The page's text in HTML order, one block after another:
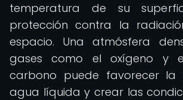
temperatura de su
protección contra la
espacio. Una atmósfera
gases como el oxígeno y
carbono puede favorecer la
agua líquida y crear las